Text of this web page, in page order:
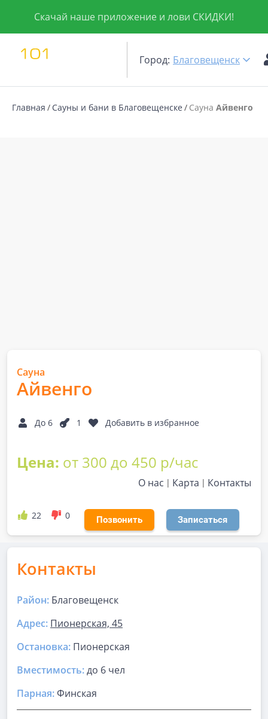
Скачай наше приложение и лови СКИДКИ!
Город: Благовещенск
Главная Сауны и бани в Благовещенске Сауна Айвенго
Сауна
Айвенго
До 6 1 Добавить в избранное
Цена: от 300 до 450 р/час
О нас Карта Контакты
22 0 Позвонить Записаться
Контакты
Район: Благовещенск
Адрес: Пионерская, 45
Остановка: Пионерская
Вместимость:до 6 чел
Парная:Финская